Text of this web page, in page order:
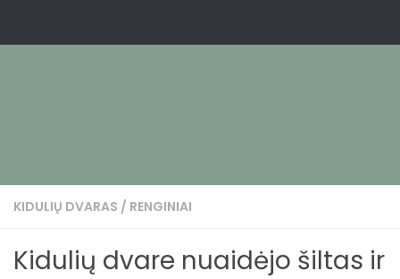
KIDULIŲ DVARAS / RENGINIAI
Kidulių dvare nuaidėjo šiltas ir